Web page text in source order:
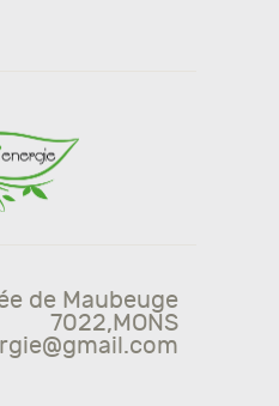
de Maubeuge
7022,MONS